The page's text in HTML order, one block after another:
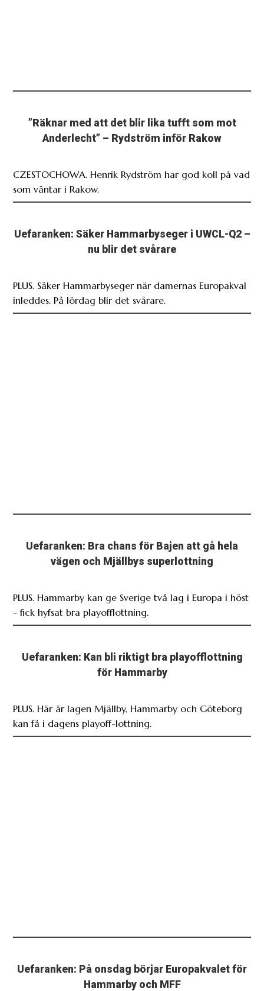
”Räknar med att det blir lika tufft som mot
Anderlecht” – Rydström inför Rakow
CZESTOCHOWA. Henrik Rydström har god koll på vad
som väntar i Rakow.
Uefaranken: Säker Hammarbyseger i UWCL-Q2 –
nu blir det svårare
PLUS. Säker Hammarbyseger när damernas Europakval
inleddes. På lördag blir det svårare.
Uefaranken: Bra chans för Bajen att gå hela
vägen och Mjällbys superlottning
PLUS. Hammarby kan ge Sverige två lag i Europa i höst
- fick hyfsat bra playofflottning.
Uefaranken: Kan bli riktigt bra playofflottning
för Hammarby
PLUS. Här är lagen Mjällby, Hammarby och Göteborg
kan få i dagens playoff-lottning.
Uefaranken: På onsdag börjar Europakvalet för
Hammarby och MFF